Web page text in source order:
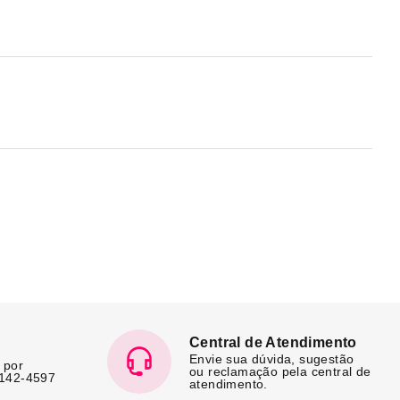
por
4597
Central de Atendimento
Envie sua dúvida, sugestão
ou reclamação pela central de
atendimento.